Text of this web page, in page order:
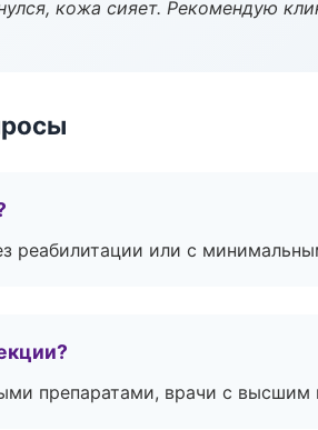
кожа сияет. Рекомендую
реабилитации или с
препаратами, врачи с